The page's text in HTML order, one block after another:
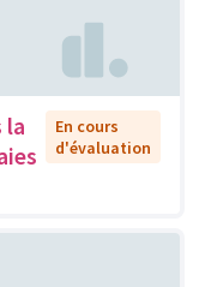
la
En cours
d'évaluation